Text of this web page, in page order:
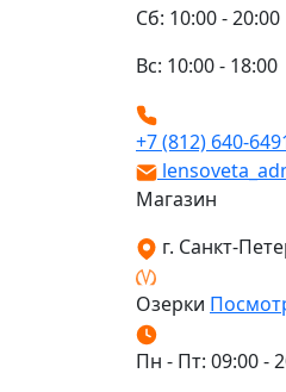
Сб: 10:00 - 20:00
Вс: 10:00 - 18:00
+7 (812) 640-
Магазин
г. Санкт-
Озерки
Пн - Пт: 09:00 -